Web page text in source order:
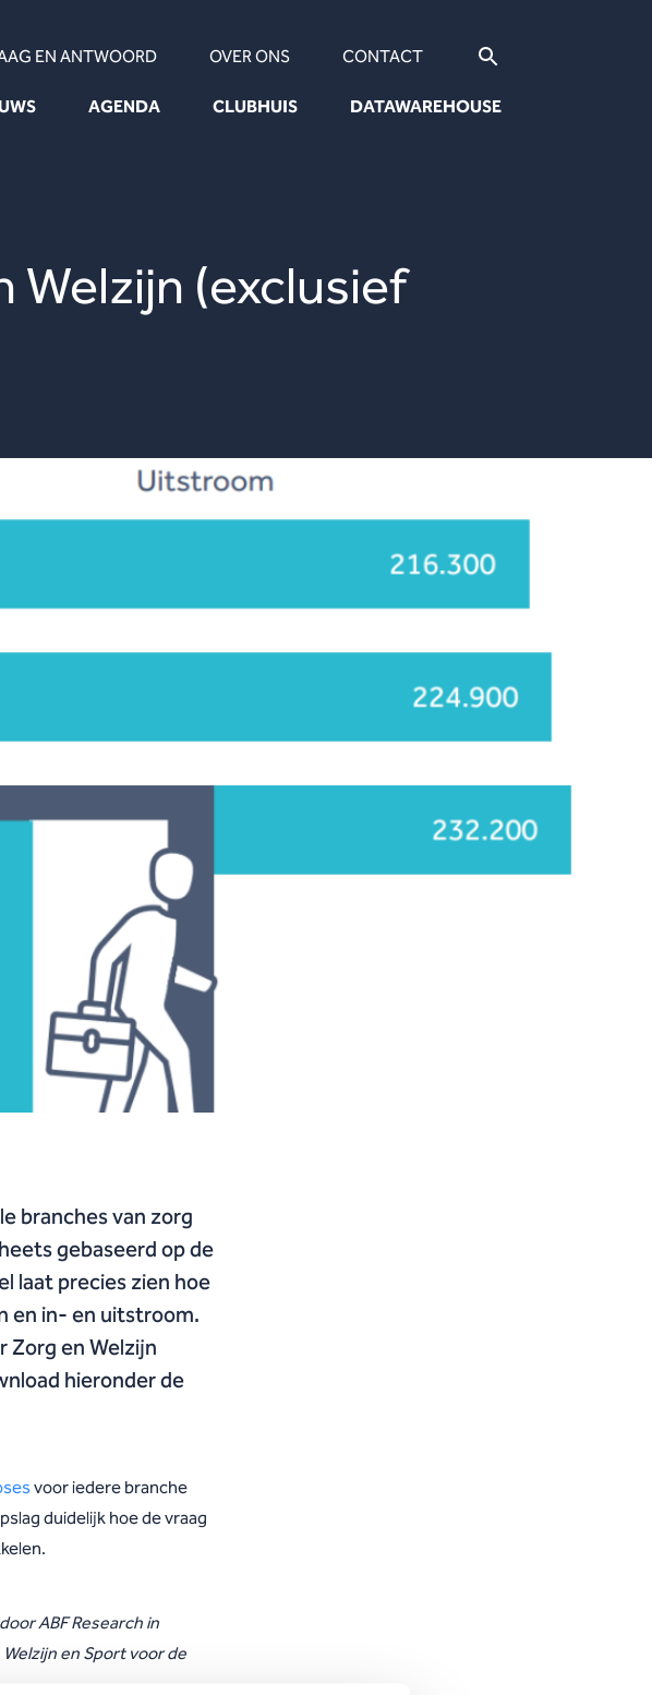
AGENDA CLUBHUIS DATAWAREHOUSE
EN ANTWOORD OVER ONS CONTACT
(exclusief
branches van zorg
gebaseerd op de
laat precies zien hoe
en in- en uitstroom.
Zorg en Welzijn
hieronder de
voor iedere branche
duidelijk hoe de vraag
ABF Research in
en Sport voor de